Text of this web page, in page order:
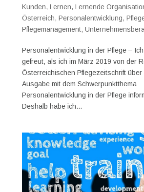
Kunden, Lernen, Lernende
Österreich, Personalentwicklung,
Pflegemanagement,
Personalentwicklung in der Pflege –
gefreut, als ich im März 2019 von der
Österreichischen Pflegezeitschrift über
Ausgabe mit dem Schwerpunktthema
Personalentwicklung in der Pflege
Deshalb habe ich...